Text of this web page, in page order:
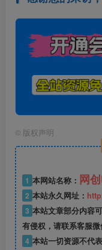
© 版权声明
1 本网站名称： 网
2 本站永久网址：
3 本站文章部分内容
有侵权，请联系客服
4 本站一切资源不代